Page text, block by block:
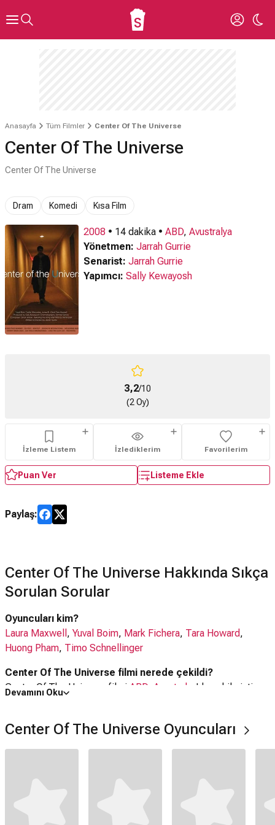
Anasayfa Tüm Filmler Center Of The Universe
Center Of The Universe
Center Of The Universe
Dram Komedi Kısa Film
2008 • 14 dakika • ABD, Avustralya
Yönetmen: Jarrah Gurrie
Senarist: Jarrah Gurrie
Yapımcı: Sally Kewayosh
3,2/10
(2 Oy)
İzleme Listem İzlediklerim Favorilerim
Puan Ver Listeme Ekle
Paylaş:
Center Of The Universe Hakkında Sıkça
Sorulan Sorular
Oyuncuları kim?
Laura Maxwell , Yuval Boim, Mark Fichera, Tara Howard,
Huong Pham, Timo Schnellinger
Center Of The Universe filmi nerede çekildi?
Center Of The Universe filmi ABD Avustralya 'da çekilmiştir.
14 dakika
IMDb puanı kaç?
Center Of The Universe filmi hangi tür?
Dram
Komedi Kısa Film
Devamını Oku
Center Of The Universe Oyuncuları